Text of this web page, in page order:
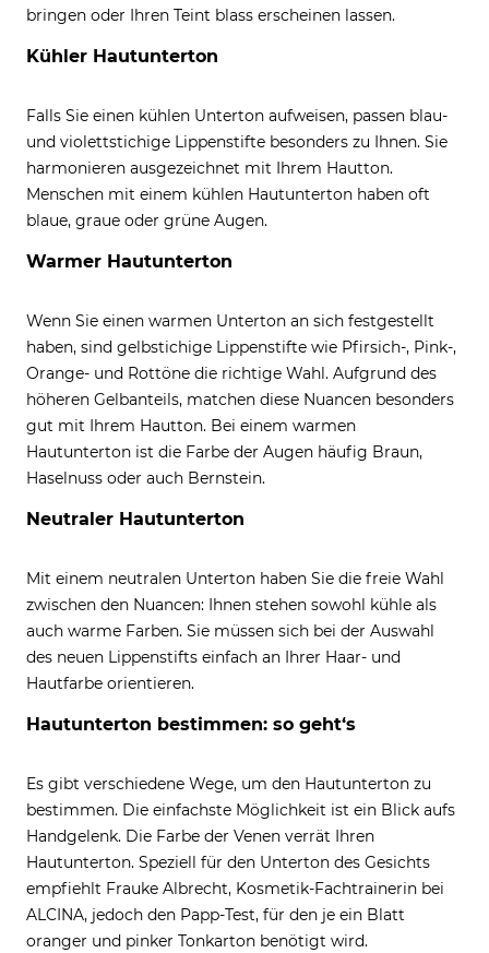
bringen oder Ihren Teint blass erscheinen lassen.
Kühler Hautunterton
Falls Sie einen kühlen Unterton aufweisen, passen blau-
und violettstichige Lippenstifte besonders zu Ihnen. Sie
harmonieren ausgezeichnet mit Ihrem Hautton.
Menschen mit einem kühlen Hautunterton haben oft
blaue, graue oder grüne Augen.
Warmer Hautunterton
Wenn Sie einen warmen Unterton an sich festgestellt
haben, sind gelbstichige Lippenstifte wie Pfirsich-, Pink-,
Orange- und Rottöne die richtige Wahl. Aufgrund des
höheren Gelbanteils, matchen diese Nuancen besonders
gut mit Ihrem Hautton. Bei einem warmen
Hautunterton ist die Farbe der Augen häufig Braun,
Haselnuss oder auch Bernstein.
Neutraler Hautunterton
Mit einem neutralen Unterton haben Sie die freie Wahl
zwischen den Nuancen: Ihnen stehen sowohl kühle als
auch warme Farben. Sie müssen sich bei der Auswahl
des neuen Lippenstifts einfach an Ihrer Haar- und
Hautfarbe orientieren.
Hautunterton bestimmen: so geht‘s
Es gibt verschiedene Wege, um den Hautunterton zu
bestimmen. Die einfachste Möglichkeit ist ein Blick aufs
Handgelenk. Die Farbe der Venen verrät Ihren
Hautunterton. Speziell für den Unterton des Gesichts
empfiehlt Frauke Albrecht, Kosmetik-Fachtrainerin bei
ALCINA, jedoch den Papp-Test, für den je ein Blatt
oranger und pinker Tonkarton benötigt wird.